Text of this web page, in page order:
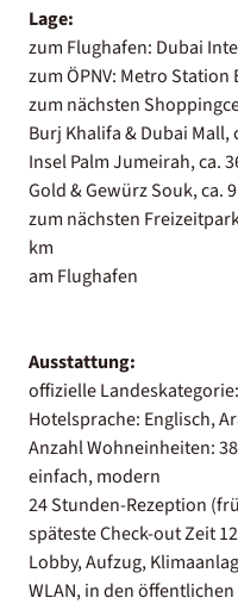
Lage:
zum Flughafen: Dubai
zum ÖPNV: Metro Station
zum nächsten
Burj Khalifa & Dubai Mall,
Insel Palm Jumeirah, ca.
Gold & Gewürz Souk, ca.
zum nächsten
km
am Flughafen
Ausstattung:
offizielle
Hotelsprache: Englisch,
Anzahl Wohneinheiten:
einfach, modern
24 Stunden-Rezeption
späteste Check-out Zeit
Lobby, Aufzug,
WLAN, in den